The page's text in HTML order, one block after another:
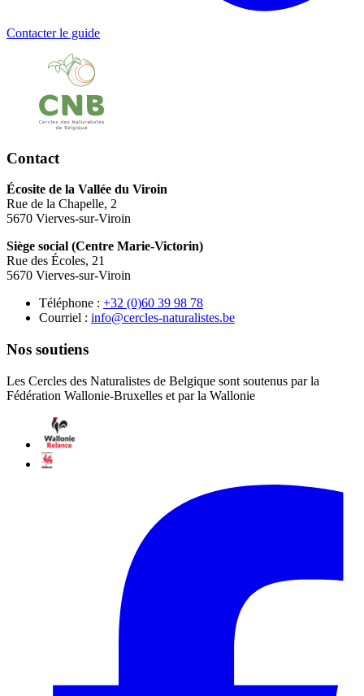
Contacter le guide
Contact
Écosite de la Vallée du Viroin
Rue de la Chapelle, 2
5670 Vierves-sur-Viroin
Siège social (Centre Marie-Victorin)
Rue des Écoles, 21
5670 Vierves-sur-Viroin
Téléphone : 87 89 93 06(0) 23+
Courriel : eb.setsilarutan-selcrec@ofni
Nos soutiens
Les Cercles des Naturalistes de Belgique sont soutenus par la
Fédération Wallonie-Bruxelles et par la Wallonie